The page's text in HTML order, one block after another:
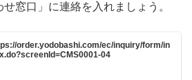
窓口」に連絡を入れましょう。
order.yodobashi.com/ec/inquiry/form/in
04